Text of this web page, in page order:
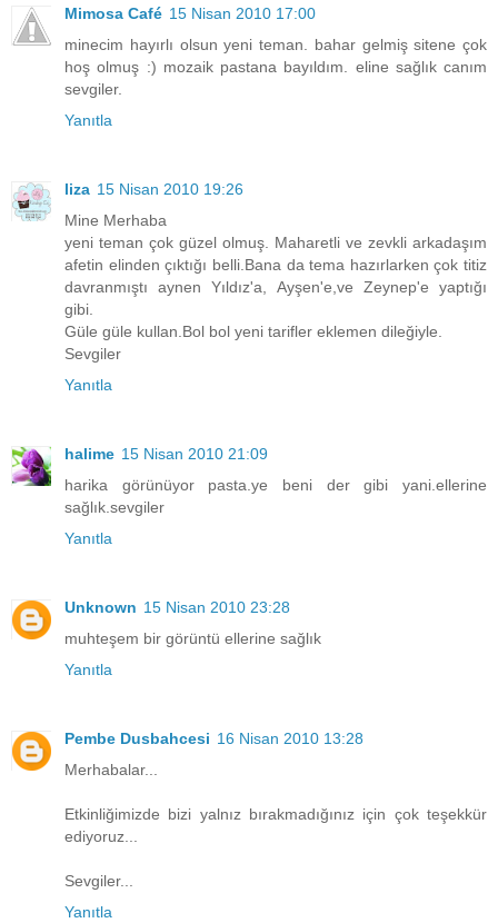
Mimosa Café 15 Nisan 2010 17:00
minecim hayırlı olsun yeni teman. bahar gelmiş sitene çok
hoş olmuş :) mozaik pastana bayıldım. eline sağlık canım
sevgiler.
Yanıtla
liza 15 Nisan 2010 19:26
Mine Merhaba
yeni teman çok güzel olmuş. Maharetli ve zevkli arkadaşım
afetin elinden çıktığı belli.Bana da tema hazırlarken çok titiz
davranmıştı aynen Yıldız'a, Ayşen'e,ve Zeynep'e yaptığı
gibi.
Güle güle kullan.Bol bol yeni tarifler eklemen dileğiyle.
Sevgiler
Yanıtla
halime 15 Nisan 2010 21:09
harika görünüyor pasta.ye beni der gibi yani.ellerine
sağlık.sevgiler
Yanıtla
Unknown 15 Nisan 2010 23:28
muhteşem bir görüntü ellerine sağlık
Yanıtla
Pembe Dusbahcesi 16 Nisan 2010 13:28
Merhabalar...
Etkinliğimizde bizi yalnız bırakmadığınız için çok teşekkür
ediyoruz...
Sevgiler...
Yanıtla